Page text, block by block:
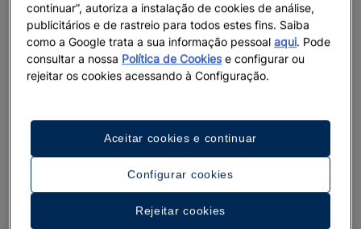
continuar”, autoriza a instalação de cookies de análise,
publicitários e de rastreio para todos estes fins. Saiba
como a Google trata a sua informação pessoalaqui. Pode
consultar a nossa Política de Cookiese configurar ou
rejeitar os cookies acessando à Configuração.
Configurar cookies
Rejeitar cookies
Aceitar cookies e continuar